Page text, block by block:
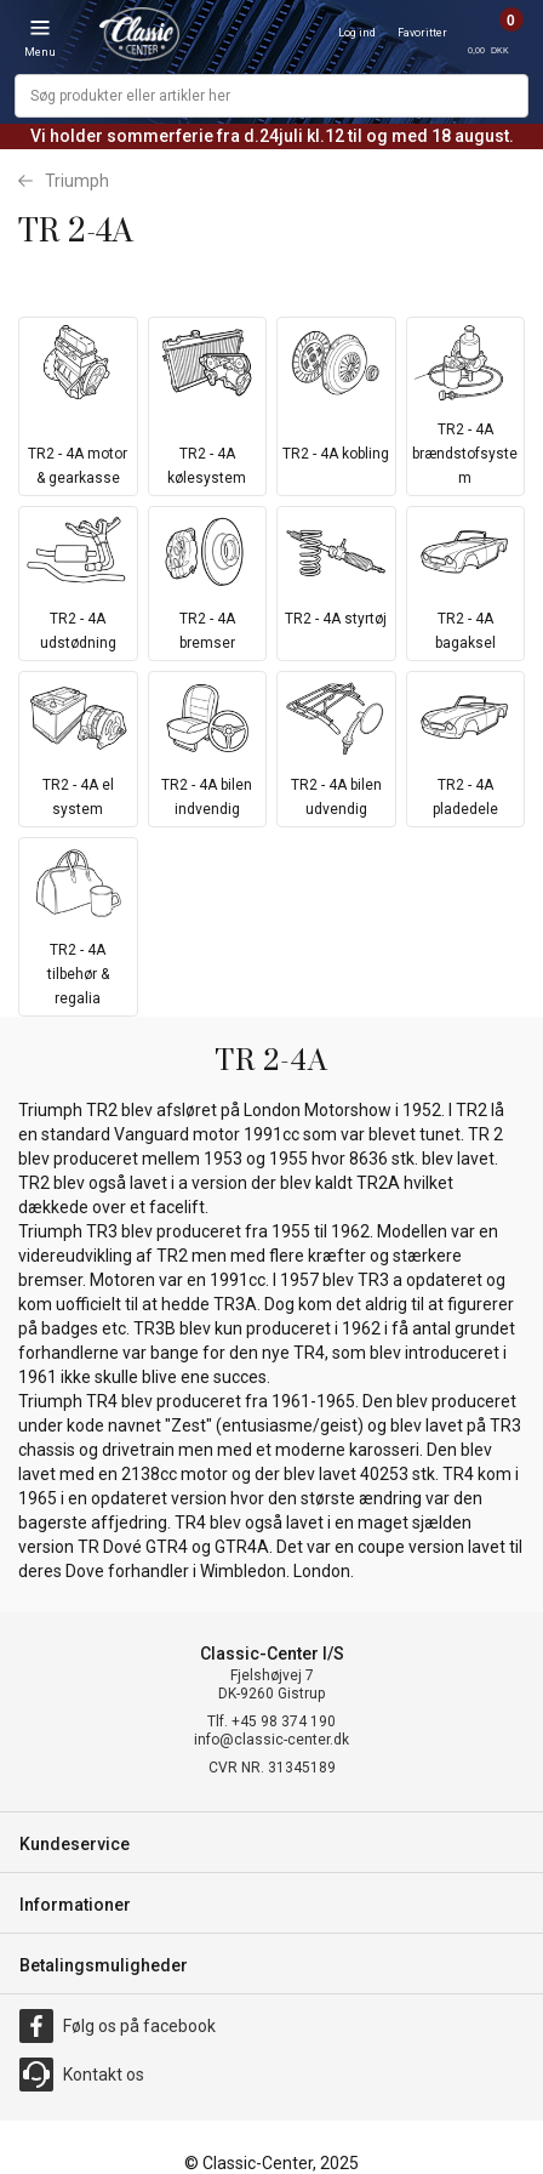
Vi holder sommerferie fra d.24juli kl.12 til og med 18 august.
Menu
Log ind Favoritter
0
0,00 DKK
Triumph
TR 2-4A
TR2 - 4A motor
& gearkasse
TR2 - 4A
kølesystem
TR2 - 4A kobling
TR2 - 4A
brændstofsyste
m
TR2 - 4A
udstødning
TR2 - 4A
bremser
TR2 - 4A styrtøj
TR2 - 4A
bagaksel
TR2 - 4A el
system
TR2 - 4A bilen
indvendig
TR2 - 4A bilen
udvendig
TR2 - 4A
pladedele
TR2 - 4A
tilbehør &
regalia
TR 2-4A
Triumph TR2 blev afsløret på London Motorshow i 1952. I TR2 lå
en standard Vanguard motor 1991cc som var blevet tunet. TR 2
blev produceret mellem 1953 og 1955 hvor 8636 stk. blev lavet.
TR2 blev også lavet i a version der blev kaldt TR2A hvilket
dækkede over et facelift.
Triumph TR3 blev produceret fra 1955 til 1962. Modellen var en
videreudvikling af TR2 men med flere kræfter og stærkere
bremser. Motoren var en 1991cc. I 1957 blev TR3 a opdateret og
kom uofficielt til at hedde TR3A. Dog kom det aldrig til at figurerer
på badges etc. TR3B blev kun produceret i 1962 i få antal grundet
forhandlerne var bange for den nye TR4, som blev introduceret i
1961 ikke skulle blive ene succes.
Triumph TR4 blev produceret fra 1961-1965. Den blev produceret
under kode navnet "Zest" (entusiasme/geist) og blev lavet på TR3
chassis og drivetrain men med et moderne karosseri. Den blev
lavet med en 2138cc motor og der blev lavet 40253 stk. TR4 kom i
1965 i en opdateret version hvor den største ændring var den
bagerste affjedring. TR4 blev også lavet i en maget sjælden
version TR Dové GTR4 og GTR4A. Det var en coupe version lavet til
deres Dove forhandler i Wimbledon. London.
Classic-Center I/S
Fjelshøjvej 7
DK-9260 Gistrup
Tlf. +45 98 374 190
info@classic-center.dk
CVR NR. 31345189
Kundeservice
Informationer
Betalingsmuligheder
Følg os på facebook
Kontakt os
© Classic-Center, 2025